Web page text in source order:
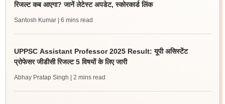
रिजल्ट कब आएगा? जानें लेटेस्ट अपडेट, स्कोरकार्ड लिंक
Santosh Kumar | 6 mins read
UPPSC Assistant Professor 2025 Result: यूपी असिस्टेंट
प्रोफेसर जीडीसी रिजल्ट 5 विषयों के लिए जारी
Abhay Pratap Singh | 2 mins read